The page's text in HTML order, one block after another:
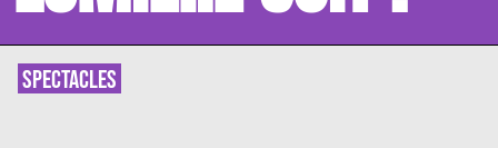
SPECTACLES